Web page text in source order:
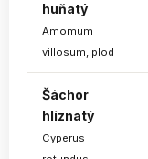
huňatý
Amomum
villosum, plod
Šáchor
hlíznatý
Cyperus